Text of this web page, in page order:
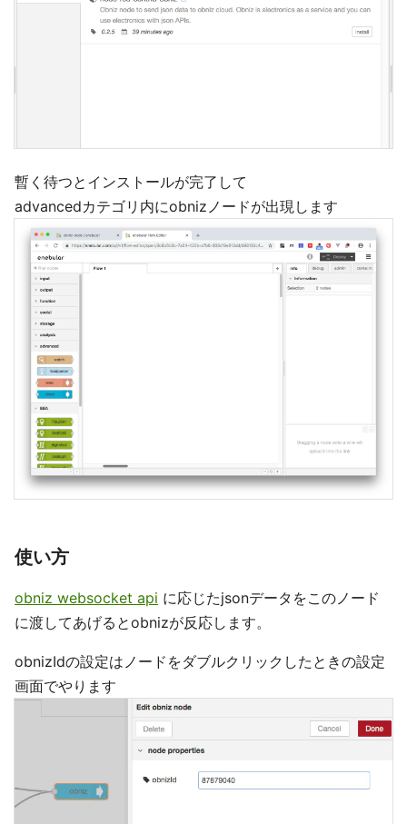
暫く待つとインストールが完了して
advancedカテゴリ内にobnizノードが出現します
使い方
obniz websocket api に応じたjsonデータをこのノード
に渡してあげるとobnizが反応します。
obnizIdの設定はノードをダブルクリックしたときの設定
画面でやります